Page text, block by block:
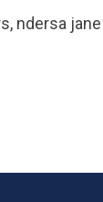
ndersa